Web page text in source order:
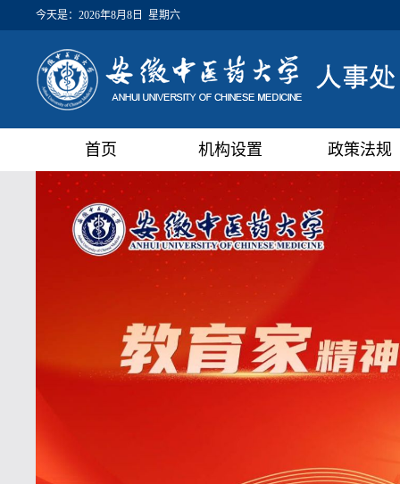
今天是： 2026年8月8日 星期六
首页 机构设置 政策法规